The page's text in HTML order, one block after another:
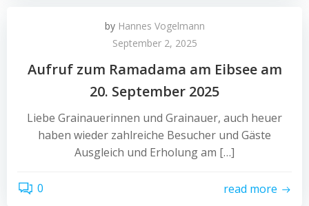
by Hannes Vogelmann
September 2, 2025
Aufruf zum Ramadama am Eibsee am
20. September 2025
Liebe Grainauerinnen und Grainauer, auch heuer
haben wieder zahlreiche Besucher und Gäste
Ausgleich und Erholung am […]
0 read more